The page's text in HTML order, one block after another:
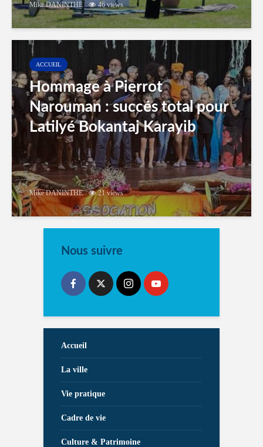
Mike DANINTHE 46 views
ACCUEIL
Hommage à Pierrot
Narouman : succés total pour
Latilyé Bokantaj Karayib
Mike DANINTHE 21 views
Nous suivre
Accueil
La ville
Vie pratique
Cadre de vie
Culture & Patrimoine